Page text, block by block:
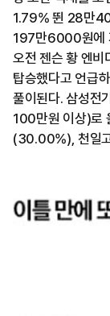
1.79% 뛴 28만
197만6000원에
오전 젠슨 황 엔비
탑승했다고 언급
풀이된다. 삼성전
100만원 이상)로
(30.00%), 천일